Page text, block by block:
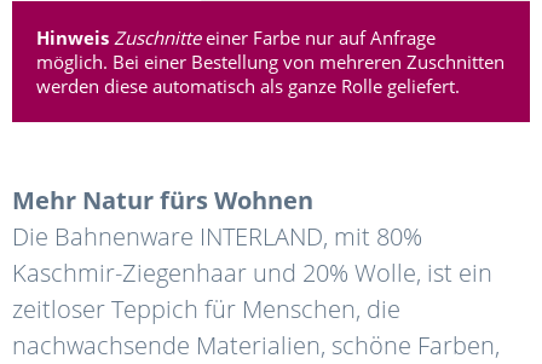
Hinweis Zuschnitteeiner Farbe nur auf Anfrage
möglich. Bei einer Bestellung von mehreren Zuschnitten
werden diese automatisch als ganze Rolle geliefert.
Mehr Natur fürs Wohnen
Die Bahnenware INTERLAND, mit 80%
Kaschmir-Ziegenhaar und 20% Wolle, ist ein
zeitloser Teppich für Menschen, die
nachwachsende Materialien, schöne Farben,